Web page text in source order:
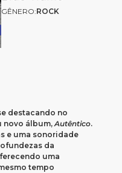
GÊNERO:ROCK
destacando no
novo álbum,Autêntico.
e uma sonoridade
da
uma
tempo